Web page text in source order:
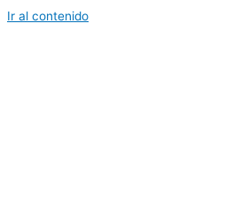
Ir al contenido